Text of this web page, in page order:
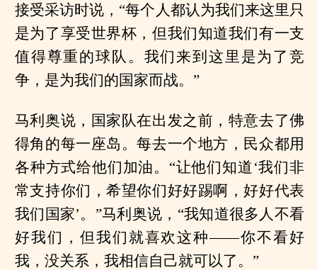
接受采访时说，“每个人都认为我们来这里只
是为了享受世界杯，但我们知道我们有一支
值得尊重的球队。我们来到这里是为了竞
争，是为我们的国家而战。”
马利奥说，国家队在出发之前，特意去了佛
得角的每一座岛。每去一个地方，民众都用
各种方式给他们加油。“让他们知道‘我们非
常支持你们，希望你们好好踢啊，好好代表
我们国家’。”马利奥说，“我知道很多人不看
好我们，但我们就喜欢这种——你不看好
我，没关系，我相信自己就可以了。”